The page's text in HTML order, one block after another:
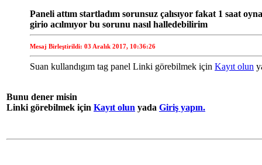
Paneli attım startladım sorunsuz çalısıyor fakat 1 saat
girio acılmıyor bu sorunu nasıl halledebilirim
Mesaj Birleştirildi: 03 Aralık 2017, 10:36:26
Suan kullandıgım tag panel Linki görebilmek için Kayıt olun
Bunu dener misin
Linki görebilmek için Kayıt olun yada Giriş yapın.